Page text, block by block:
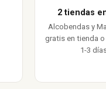
2 tiendas
Alcobendas y
gratis en tienda
1-3